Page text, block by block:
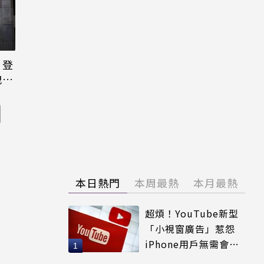
本日熱門 本周最熱 本月最熱
超煩！YouTube新型
「小視窗廣告」惹怨
iPhone用戶無需會員